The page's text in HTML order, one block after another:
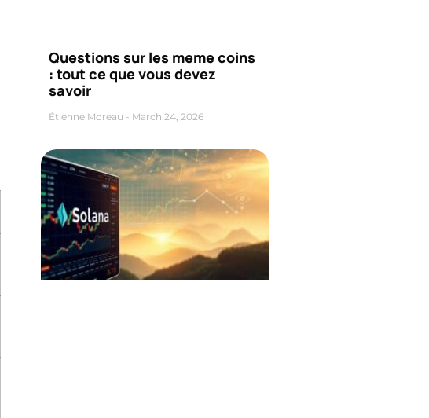
Questions sur les meme coins
: tout ce que vous devez
savoir
Étienne Moreau March 24, 2026